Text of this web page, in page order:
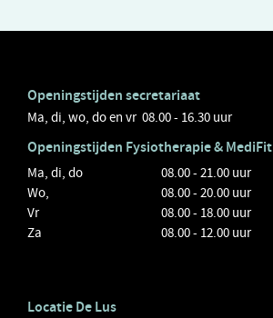
Openingstijden secretariaat
Ma, di, wo, do en vr 08.00 - 16.30 uur
Openingstijden Fysiotherapie& MediFit
Ma, di, do
08.00 - 21.00 uur
Wo,
08.00 - 20.00 uur
Vr
08.00 - 18.00 uur
Za
08.00 - 12.00 uur
Locatie De Lus